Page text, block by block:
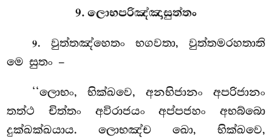
9. ලොභපරිඤ්ඤාසුත්තං
9. වුත්තඤ්හෙතං භගවතා, වුත්තමරහතාති
මෙ සුතං –
‘‘ලොභං, භික්ඛවෙ, අනභිජානං අපරිජානං
තත්ථ චිත්තං අවිරාජයං අප්පජහං අභබ්බො
දුක්ඛක්ඛයාය. ලොභඤ්ච ඛො, භික්ඛවෙ,